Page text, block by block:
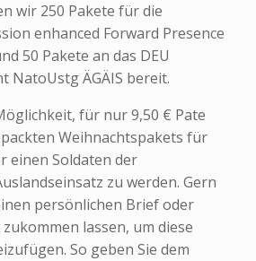
wir 250 Pakete für die
enhanced Forward Presence
50 Pakete an das DEU
NatoUstg ÄGÄIS bereit.
für nur 9,50 € Pate
Weihnachtspakets für
einen Soldaten der
zu werden. Gern
persönlichen Brief oder
lassen, um diese
So geben Sie dem